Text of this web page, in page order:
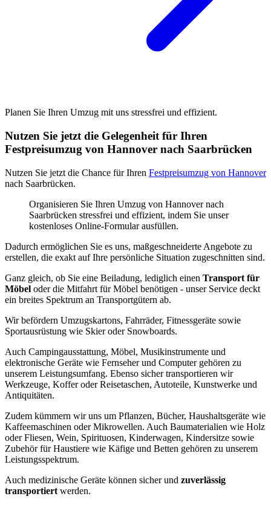
Planen Sie Ihren Umzug mit uns stressfrei und effizient.
Nutzen Sie jetzt die Gelegenheit für Ihren
Festpreisumzug von Hannover nach Saarbrücken
Nutzen Sie jetzt die Chance für Ihren Festpreisumzug von Hannover
nach Saarbrücken.
Organisieren Sie Ihren Umzug von Hannover nach
Saarbrücken stressfrei und effizient, indem Sie unser
kostenloses Online-Formular ausfüllen.
Dadurch ermöglichen Sie es uns, maßgeschneiderte Angebote zu
erstellen, die exakt auf Ihre persönliche Situation zugeschnitten sind.
Ganz gleich, ob Sie eine Beiladung, lediglich einen Transport für
Möbel oder die Mitfahrt für Möbel benötigen - unser Service deckt
ein breites Spektrum an Transportgütern ab.
Wir befördern Umzugskartons, Fahrräder, Fitnessgeräte sowie
Sportausrüstung wie Skier oder Snowboards.
Auch Campingausstattung, Möbel, Musikinstrumente und
elektronische Geräte wie Fernseher und Computer gehören zu
unserem Leistungsumfang. Ebenso sicher transportieren wir
Werkzeuge, Koffer oder Reisetaschen, Autoteile, Kunstwerke und
Antiquitäten.
Zudem kümmern wir uns um Pflanzen, Bücher, Haushaltsgeräte wie
Kaffeemaschinen oder Mikrowellen. Auch Baumaterialien wie Holz
oder Fliesen, Wein, Spirituosen, Kinderwagen, Kindersitze sowie
Zubehör für Haustiere wie Käfige und Betten gehören zu unserem
Leistungsspektrum.
Auch medizinische Geräte können sicher und zuverlässig
transportiert werden.